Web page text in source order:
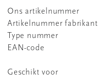
Ons artikelnummer
Artikelnummer fabrikant
Type nummer
EAN-code
Geschikt voor